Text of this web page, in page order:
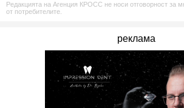
Редакцията на Агенция КРОСС не носи отговорност за
от потребителите.
реклама